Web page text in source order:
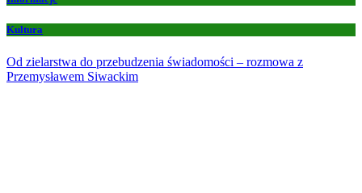
Kultura
Od zielarstwa do przebudzenia świadomości – rozmowa z
Przemysławem Siwackim